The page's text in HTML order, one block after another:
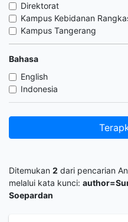
Direktorat
Kampus Kebidanan
Kampus Tangerang
Bahasa
English
Indonesia
Ditemukan 2 dari pencarian
melalui kata kunci:
Soepardan